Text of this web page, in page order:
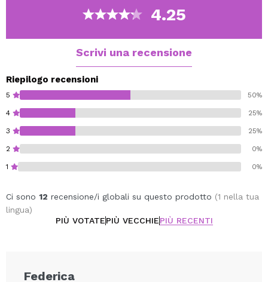
Contiene 50 ml di prodotto.
4.25
Scrivi una recensione
Riepilogo recensioni
5 50%
4 25%
3 25%
2 0%
1 0%
Ci sono 12 recensione/i globali su questo prodotto (1 nella tua
lingua)
PIÙ VOTATEPIÙ VECCHIEPIÙ RECENTI
Federica